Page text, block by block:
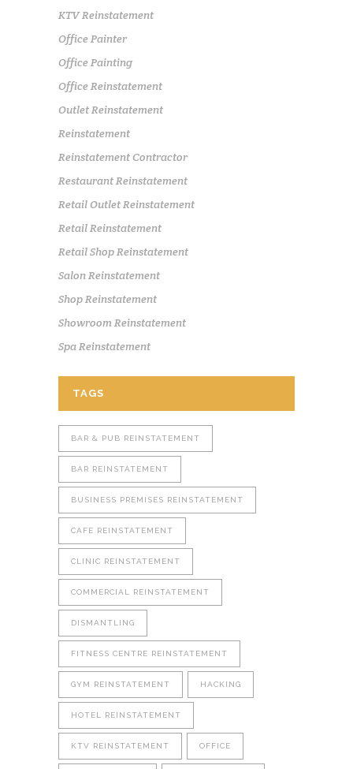
KTV Reinstatement
Office Painter
Office Painting
Office Reinstatement
Outlet Reinstatement
Reinstatement
Reinstatement Contractor
Restaurant Reinstatement
Retail Outlet Reinstatement
Retail Reinstatement
Retail Shop Reinstatement
Salon Reinstatement
Shop Reinstatement
Showroom Reinstatement
Spa Reinstatement
TAGS
BAR & PUB REINSTATEMENT
BAR REINSTATEMENT
BUSINESS PREMISES REINSTATEMENT
CAFE REINSTATEMENT
CLINIC REINSTATEMENT
COMMERCIAL REINSTATEMENT
DISMANTLING
FITNESS CENTRE REINSTATEMENT
GYM REINSTATEMENT HACKING
HOTEL REINSTATEMENT
KTV REINSTATEMENT OFFICE